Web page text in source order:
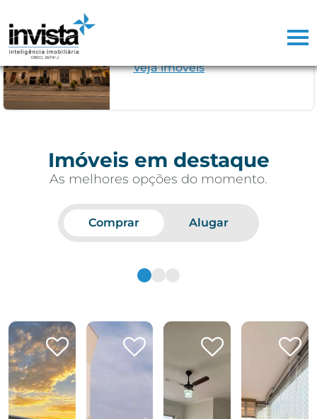
Veja imóveis
Imóveis em destaque
As melhores opções do momento.
Comprar Alugar